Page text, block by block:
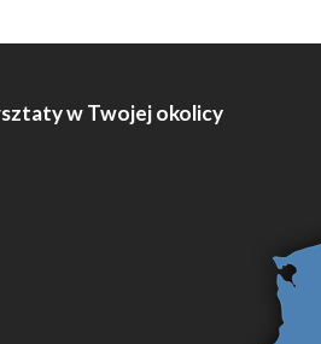
w Twojej okolicy